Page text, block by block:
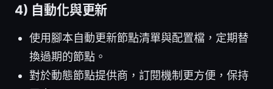
4) 自動化與更新
使用腳本自動更新節點清單與配置檔，定期替
換過期的節點。
對於動態節點提供商，訂閱機制更方便，保持